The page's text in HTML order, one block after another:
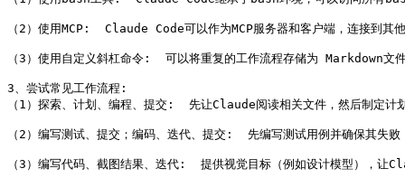
（2）使用MCP:  Claude Code可以作为MCP服务器和客户端，连接到
（3）使用自定义斜杠命令:  可以将重复的工作流程存储为
3、尝试常见工作流程:
（1）探索、计划、编程、提交:  先让Claude阅读相关文件，然后制
（2）编写测试、提交；编码、迭代、提交:  先编写测试用例并确保其失
（3）编写代码、截图结果、迭代:  提供视觉目标（例如设计模型），让